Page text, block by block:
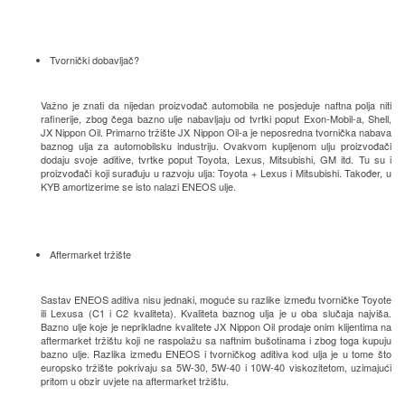
Tvornički dobavljač?
Važno je znati da nijedan proizvođač automobila ne posjeduje naftna polja niti
rafinerije, zbog čega bazno ulje nabavljaju od tvrtki poput Exon-Mobil-a, Shell,
JX Nippon Oil. Primarno tržište JX Nippon Oil-a je neposredna tvornička nabava
baznog ulja za automobilsku industriju. Ovakvom kupljenom ulju proizvođači
dodaju svoje aditive, tvrtke poput Toyota, Lexus, Mitsubishi, GM itd. Tu su i
proizvođači koji surađuju u razvoju ulja: Toyota + Lexus i Mitsubishi. Također, u
KYB amortizerime se isto nalazi ENEOS ulje.
Aftermarket tržište
Sastav ENEOS aditiva nisu jednaki, moguće su razlike između tvorničke Toyote
ili Lexusa (C1 i C2 kvaliteta). Kvaliteta baznog ulja je u oba slučaja najviša.
Bazno ulje koje je neprikladne kvalitete JX Nippon Oil prodaje onim klijentima na
aftermarket tržištu koji ne raspolažu sa naftnim bušotinama i zbog toga kupuju
bazno ulje. Razlika između ENEOS i tvorničkog aditiva kod ulja je u tome što
europsko tržište pokrivaju sa 5W-30, 5W-40 i 10W-40 viskozitetom, uzimajući
pritom u obzir uvjete na aftermarket tržištu.